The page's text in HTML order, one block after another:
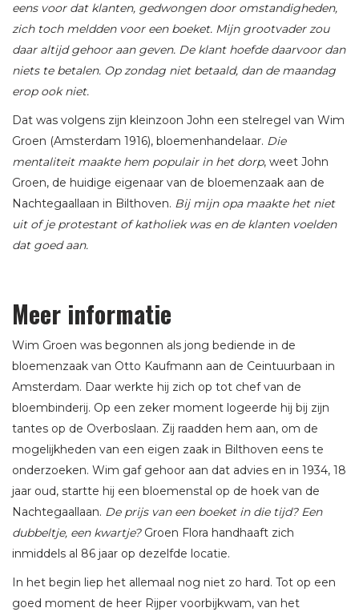
eens voor dat klanten, gedwongen door omstandigheden,
zich toch meldden voor een boeket. Mijn grootvader zou
daar altijd gehoor aan geven. De klant hoefde daarvoor dan
niets te betalen. Op zondag niet betaald, dan de maandag
erop ook niet.
Dat was volgens zijn kleinzoon John een stelregel van Wim
Groen (Amsterdam 1916), bloemenhandelaar. Die
mentaliteit maakte hem populair in het dorp, weet John
Groen, de huidige eigenaar van de bloemenzaak aan de
Nachtegaallaan in Bilthoven. Bij mijn opa maakte het niet
uit of je protestant of katholiek was en de klanten voelden
dat goed aan.
Meer informatie
Wim Groen was begonnen als jong bediende in de
bloemenzaak van Otto Kaufmann aan de Ceintuurbaan in
Amsterdam. Daar werkte hij zich op tot chef van de
bloembinderij. Op een zeker moment logeerde hij bij zijn
tantes op de Overboslaan. Zij raadden hem aan, om de
mogelijkheden van een eigen zaak in Bilthoven eens te
onderzoeken. Wim gaf gehoor aan dat advies en in 1934, 18
jaar oud, startte hij een bloemenstal op de hoek van de
Nachtegaallaan. De prijs van een boeket in die tijd? Een
dubbeltje, een kwartje? Groen Flora handhaaft zich
inmiddels al 86 jaar op dezelfde locatie.
In het begin liep het allemaal nog niet zo hard. Tot op een
goed moment de heer Rijper voorbijkwam, van het